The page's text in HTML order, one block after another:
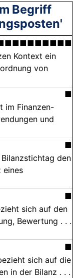
Begriff
Kontext ein
von
■
im Finanzen-
und
■
den
eines
■
sich auf den
Bewertung . . .
■
sich auf die
in der Bilanz . . .